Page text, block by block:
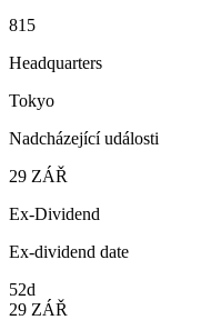
815
Headquarters
Tokyo
Nadcházející události
29 ZÁŘ
Ex-Dividend
Ex-dividend date
52d
29 ZÁŘ